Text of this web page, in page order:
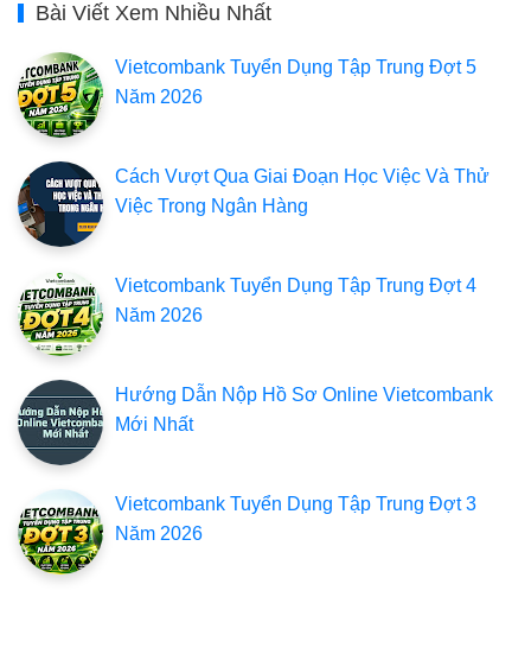
Bài Viết Xem Nhiều Nhất
Vietcombank Tuyển Dụng Tập Trung Đợt 5
Năm 2026
Cách Vượt Qua Giai Đoạn Học Việc Và Thử
Việc Trong Ngân Hàng
Vietcombank Tuyển Dụng Tập Trung Đợt 4
Năm 2026
Hướng Dẫn Nộp Hồ Sơ Online Vietcombank
Mới Nhất
Vietcombank Tuyển Dụng Tập Trung Đợt 3
Năm 2026